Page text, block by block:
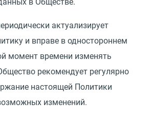
в Обществе.
актуализирует
и вправе в одностороннем
момент времени изменять
рекомендует регулярно
настоящей Политики
изменений.